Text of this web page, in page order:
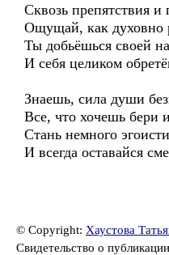
Сквозь препятствия и
Ощущай, как духовно
Ты добьёшься своей
И себя целиком
Знаешь, сила души
Все, что хочешь бери
Стань немного
И всегда оставайся
© Copyright: Хаустова
Свидетельство о